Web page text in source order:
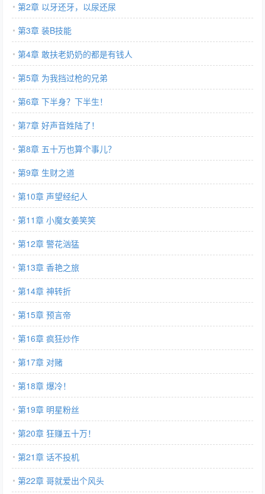
第2章 以牙还牙，以尿还尿
第3章 装B技能
第4章 敢扶老奶奶的都是有钱人
第5章 为我挡过枪的兄弟
第6章 下半身？下半生！
第7章 好声音姓陆了！
第8章 五十万也算个事儿？
第9章 生财之道
第10章 声望经纪人
第11章 小魔女姜笑笑
第12章 警花汹猛
第13章 香艳之旅
第14章 神转折
第15章 预言帝
第16章 疯狂炒作
第17章 对赌
第18章 爆冷！
第19章 明星粉丝
第20章 狂赚五十万！
第21章 话不投机
第22章 哥就爱出个风头